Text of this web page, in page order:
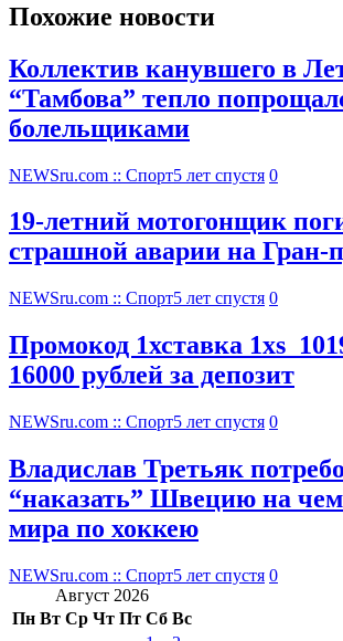
Похожие новости
Коллектив канувшего в
“Тамбова” тепло
болельщиками
NEWSru.com :: Спорт5 лет спустя 0
19-летний мотогонщик
страшной аварии на Гран-
NEWSru.com :: Спорт5 лет спустя 0
Промокод 1хставка
16000 рублей за депозит
NEWSru.com :: Спорт5 лет спустя 0
Владислав Третьяк
“наказать” Швецию на
мира по хоккею
NEWSru.com :: Спорт5 лет спустя 0
Август 2026
Пн Вт Ср Чт Пт Сб Вс